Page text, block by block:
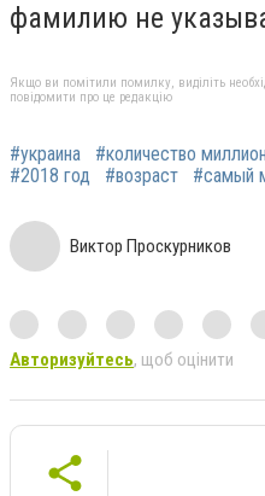
фамилию не
Якщо ви помітили помилку, виділіть
повідомити про це редакцію
#украина #количество
#2018 год
#возраст #самый
Виктор Проскурников
Авторизуйтесь, щоб оцінити